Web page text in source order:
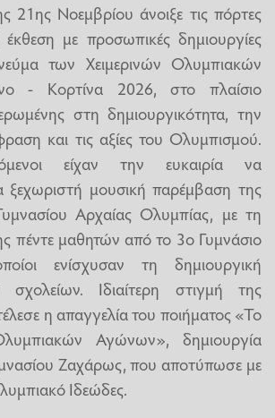
21ης Νοεμβρίου άνοιξε τις πόρτες
με προσωπικές δημιουργίες
των Χειμερινών Ολυμπιακών
- Κορτίνα 2026, στο πλαίσιο
στη δημιουργικότητα, την
και τις αξίες του Ολυμπισμού.
είχαν την ευκαιρία να
ξεχωριστή μουσική παρέμβαση της
Αρχαίας Ολυμπίας, με τη
πέντε μαθητών από το 3ο Γυμνάσιο
ενίσχυσαν τη δημιουργική
Ιδιαίτερη στιγμή της
η απαγγελία του ποιήματος «Το
Αγώνων», δημιουργία
Ζαχάρως, που αποτύπωσε με
Ιδεώδες.